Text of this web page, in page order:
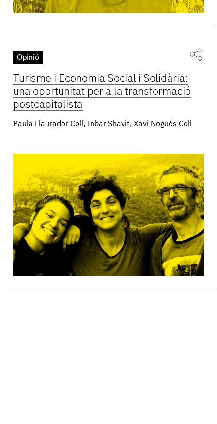
Opinió
Turisme i Economia Social i Solidària:
una oportunitat per a la transformació
postcapitalista
Paula Llaurador Coll, Inbar Shavit, Xavi Nogués Coll